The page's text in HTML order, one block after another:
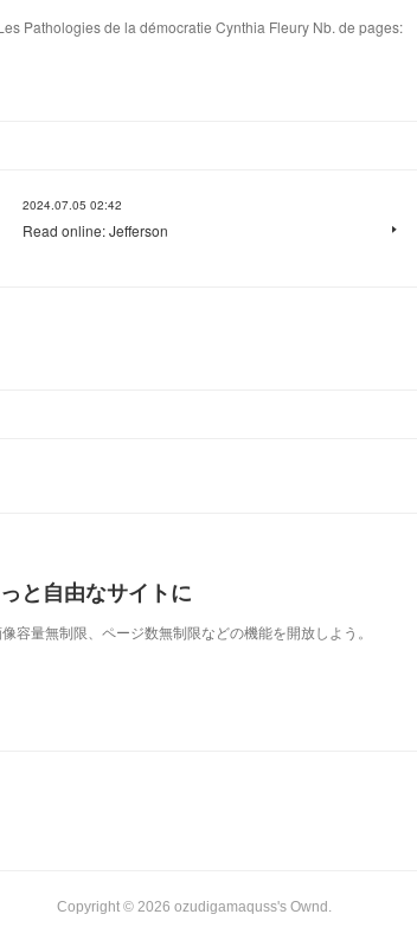
Pathologies de la démocratie Cynthia Fleury Nb. de pages:
2024.07.05 02:42
Read online: Jefferson
と自由なサイトに
容量無制限、ページ数無制限などの機能を開放しよう。
Copyright © 2026 ozudigamaquss's Ownd .